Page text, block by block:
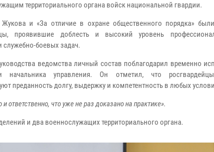
территориального органа войск национальной гвардии.
и «За отличие в охране общественного порядка»
проявившие доблесть и высокий уровень
боевых задач.
ведомства личный состав поблагодарил временно
начальника управления. Он отметил, что
преданность долгу, выдержку и компетентность в любых
что уже не раз доказано на практике».
и два военнослужащих территориального органа.